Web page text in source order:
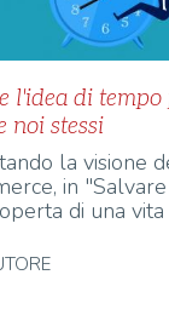
l'idea di tempo
noi stessi
la visione
in
di una